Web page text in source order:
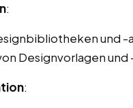
:
und
Designvorlagen und
: